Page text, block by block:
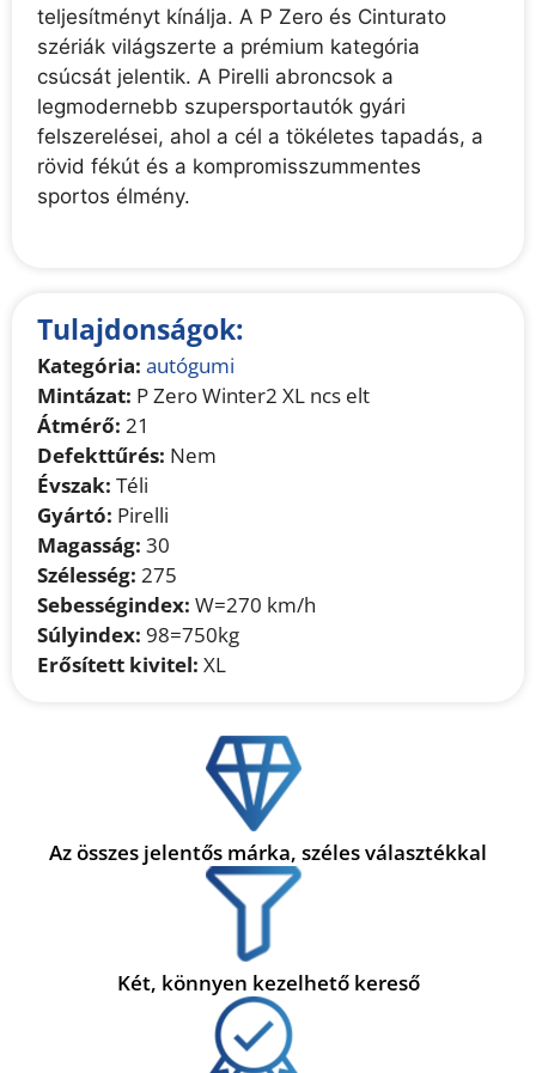
teljesítményt kínálja. A P Zero és Cinturato
szériák világszerte a prémium kategória
csúcsát jelentik. A Pirelli abroncsok a
legmodernebb szupersportautók gyári
felszerelései, ahol a cél a tökéletes tapadás, a
rövid fékút és a kompromisszummentes
sportos élmény.
Tulajdonságok:
Kategória: autógumi
Mintázat: P Zero Winter2 XL ncs elt
Átmérő: 21
Defekttűrés: Nem
Évszak: Téli
Gyártó: Pirelli
Magasság: 30
Szélesség: 275
Sebességindex: W=270 km/h
Súlyindex: 98=750kg
Erősített kivitel: XL
Az összes jelentős márka, széles választékkal
Két, könnyen kezelhető kereső